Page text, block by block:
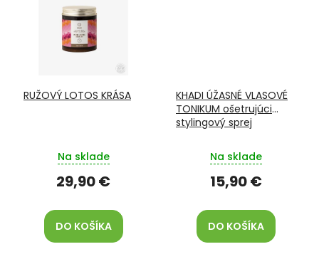
RUŽOVÝ LOTOS KRÁSA
Na sklade
29,90 €
DO KOŠÍKA
KHADI ÚŽASNÉ VLASOVÉ
TONIKUM ošetrujúci
stylingový sprej
Na sklade
15,90 €
DO KOŠÍKA